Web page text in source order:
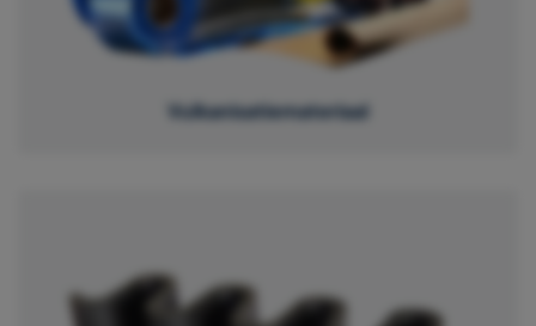
Vulkanisatiemateriaal